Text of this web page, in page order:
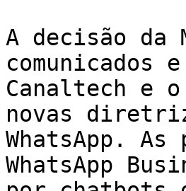
A decisão da
comunicados
Canaltech e
novas
WhatsApp.
WhatsApp